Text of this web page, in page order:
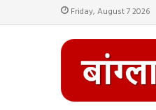
Friday, August 7 2026